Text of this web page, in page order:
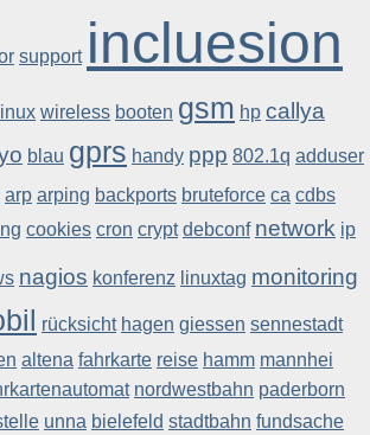
support incluesion
wireless booten gsm hp callya
blau gprs handy ppp 802.1q adduser
arp arping backports bruteforce ca cdbs
cookies cron crypt debconf network ip
nagios konferenz linuxtag monitoring
rücksicht hagen giessen sennestadt
altena fahrkarte reise hamm mannhei
nordwestbahn paderborn
unna bielefeld stadtbahn fundsache